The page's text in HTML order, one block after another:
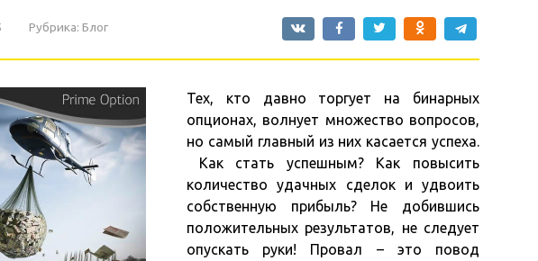
Рубрика: Блог
Тех, кто давно торгует на бинарных
опционах, волнует множество вопросов,
но самый главный из них касается успеха.
Как стать успешным? Как повысить
количество удачных сделок и удвоить
собственную прибыль? Не добившись
положительных результатов, не следует
опускать руки! Провал – это повод